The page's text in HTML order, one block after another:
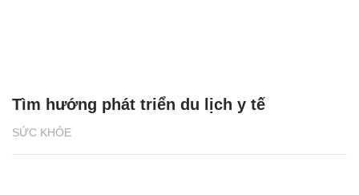
SỨC KHỎE
Tìm hướng phát triển du lịch y tế